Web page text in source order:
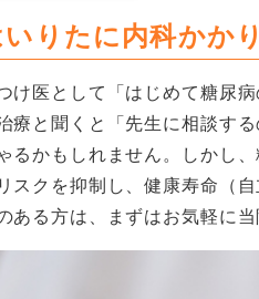
りたに内科かか
け医として「はじめて糖尿
療と聞くと「先生に相談す
るかもしれません。しかし
スクを抑制し、健康寿命（
ある方は、まずはお気軽に当